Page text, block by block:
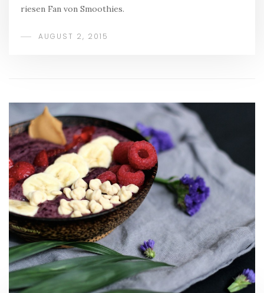
riesen Fan von Smoothies.
AUGUST 2, 2015